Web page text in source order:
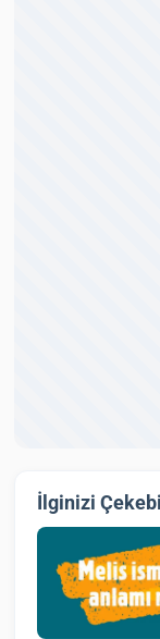
İlginizi